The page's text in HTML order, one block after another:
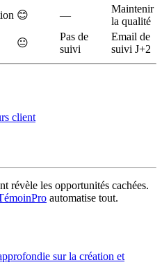
😊 —
Maintenir
la qualité
😐
Pas de
suivi
Email de
suivi J+2
client
révèle les opportunités cachées.
automatise tout.
sur la création et